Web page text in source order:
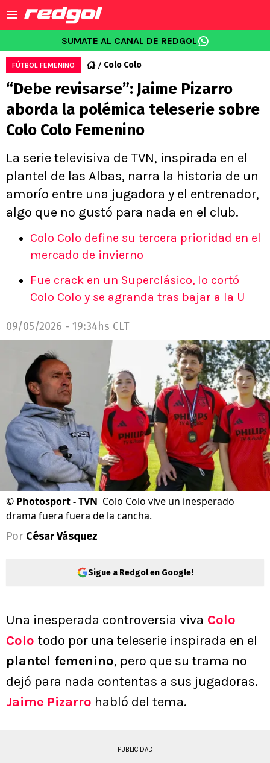
SUMATE AL CANAL DE REDGOL
FÚTBOL FEMENINO Colo Colo
“Debe revisarse”: Jaime Pizarro
aborda la polémica teleserie sobre
Colo Colo Femenino
La serie televisiva de TVN, inspirada en el
plantel de las Albas, narra la historia de un
amorío entre una jugadora y el entrenador,
algo que no gustó para nada en el club.
Colo Colo define su tercera prioridad en el
mercado de invierno
Fue crack en un Superclásico, lo cortó
Colo Colo y se agranda tras bajar a la U
09/05/2026 - 19:34hs CLT
© Photosport - TVN Colo Colo vive un inesperado
drama fuera fuera de la cancha.
Por César Vásquez
Sigue a Redgol en Google!
Una inesperada controversia viva Colo
Colo todo por una teleserie inspirada en el
plantel femenino, pero que su trama no
dejó para nada contentas a sus jugadoras.
Jaime Pizarro habló del tema.
PUBLICIDAD